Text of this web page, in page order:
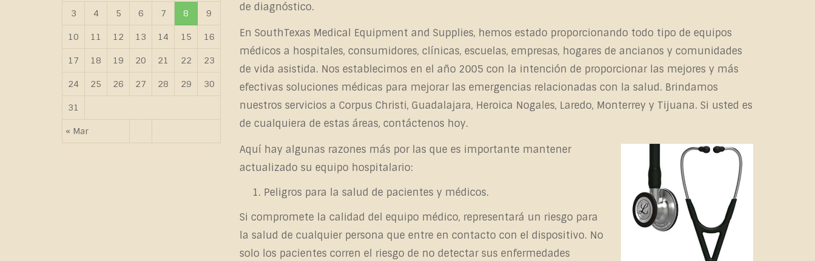
« Mar
3 4 5 6 7 8 9
10 11 12 13 14 15 16
17 18 19 20 21 22 23
24 25 26 27 28 29 30
31
de diagnóstico.
En SouthTexas Medical Equipment and Supplies, hemos estado proporcionando todo tipo de equipos
médicos a hospitales, consumidores, clínicas, escuelas, empresas, hogares de ancianos y comunidades
de vida asistida. Nos establecimos en el año 2005 con la intención de proporcionar las mejores y más
efectivas soluciones médicas para mejorar las emergencias relacionadas con la salud. Brindamos
nuestros servicios a Corpus Christi, Guadalajara, Heroica Nogales, Laredo, Monterrey y Tijuana. Si usted es
de cualquiera de estas áreas, contáctenos hoy.
Aquí hay algunas razones más por las que es importante mantener
actualizado su equipo hospitalario:
Peligros para la salud de pacientes y médicos.
Si compromete la calidad del equipo médico, representará un riesgo para
la salud de cualquier persona que entre en contacto con el dispositivo. No
solo los pacientes corren el riesgo de no detectar sus enfermedades